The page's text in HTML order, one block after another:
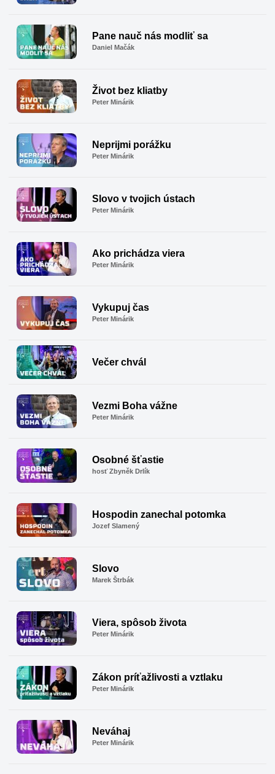
Pane nauč nás modliť sa
Daniel Mačák
Život bez kliatby
Peter Minárik
Neprijmi porážku
Peter Minárik
Slovo v tvojich ústach
Peter Minárik
Ako prichádza viera
Peter Minárik
Vykupuj čas
Peter Minárik
Večer chvál
Vezmi Boha vážne
Peter Minárik
Osobné šťastie
hosť Zbyněk Drlík
Hospodin zanechal potomka
Jozef Slamený
Slovo
Marek Štrbák
Viera, spôsob života
Peter Minárik
Zákon príťažlivosti a vztlaku
Peter Minárik
Neváhaj
Peter Minárik